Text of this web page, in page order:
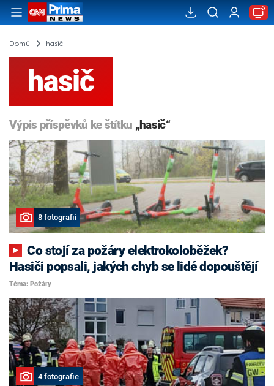
Domů hasič
hasič
Výpis příspěvků ke štítku „hasič“
8 fotografií
Co stojí za požáry elektrokoloběžek?
Hasiči popsali, jakých chyb se lidé dopouštějí
Téma: Požáry
4 fotografie